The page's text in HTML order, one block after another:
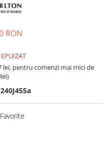
RON
lei, pentru comenzi mai mici de
240J455a